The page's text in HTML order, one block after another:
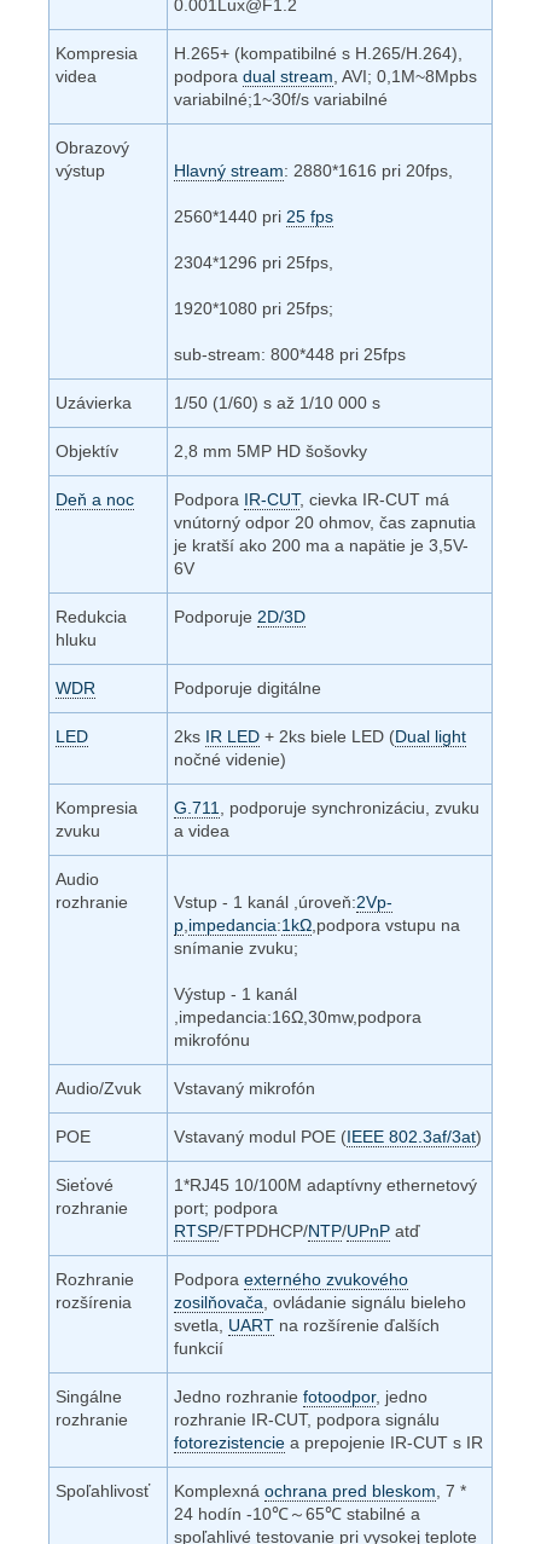
0.001Lux@F1.2
Kompresia
videa
H.265+ (kompatibilné s H.265/H.264),
podpora dual stream , AVI; 0,1M~8Mpbs
variabilné;1~30f/s variabilné
Obrazový
výstup
Hlavný stream: 2880*1616 pri 20fps,
2560*1440 pri 25 fps
2304*1296 pri 25fps,
1920*1080 pri 25fps;
sub-stream: 800*448 pri 25fps
Uzávierka 1/50 (1/60) s až 1/10 000 s
Objektív 2,8 mm 5MP HD šošovky
Deň a noc Podpora IR-CUT, cievka IR-CUT má
vnútorný odpor 20 ohmov, čas zapnutia
je kratší ako 200 ma a napätie je 3,5V-
6V
Redukcia
hluku
Podporuje 2D/3D
WDR Podporuje digitálne
LED 2ks IR LED + 2ks biele LED (Dual light
nočné videnie)
Kompresia
zvuku
G.711
, podporuje synchronizáciu, zvuku
a videa
Audio
rozhranie
Vstup - 1 kanál ,úroveň:2Vp-
p impedancia:1kΩ ,podpora vstupu na
snímanie zvuku;
Výstup - 1 kanál
,impedancia:16Ω,30mw,podpora
mikrofónu
Audio/Zvuk Vstavaný mikrofón
POE Vstavaný modul POE (IEEE 802.3af/3at)
Sieťové
rozhranie
1*RJ45 10/100M adaptívny ethernetový
port; podpora
RTSP/FTPDHCP/NTP/UPnP atď
Rozhranie
rozšírenia
Podpora externého zvukového
zosilňovača , ovládanie signálu bieleho
svetla, UART na rozšírenie ďalších
funkcií
Singálne
rozhranie
Jedno rozhranie fotoodpor, jedno
rozhranie IR-CUT, podpora signálu
fotorezistencie a prepojenie IR-CUT s IR
Spoľahlivosť Komplexná ochrana pred bleskom , 7 *
24 hodín -10℃～65℃ stabilné a
spoľahlivé testovanie pri vysokej teplote